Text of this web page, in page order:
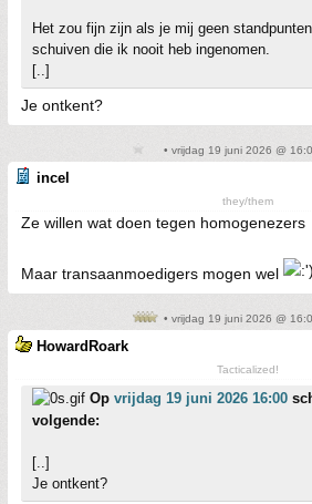
Het zou fijn zijn als je mij geen
schuiven die ik nooit heb ingenomen.
[..]
Je ontkent?
• vrijdag 19 juni 2026 @
incel
they/them
Ze willen wat doen tegen homogenezers
Maar transaanmoedigers mogen wel
• vrijdag 19 juni 2026 @
HowardRoark
Tacticalized!
Op vrijdag 19 juni 2026 16:00
volgende:
[..]
Je ontkent?